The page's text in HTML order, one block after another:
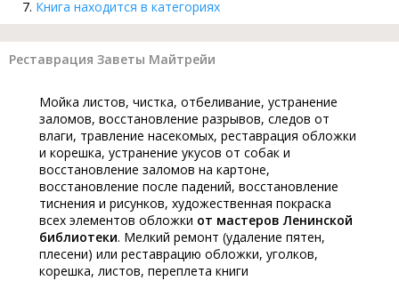
Книга находится в категориях
Реставрация Заветы Майтрейи
Мойка листов, чистка, отбеливание, устранение
заломов, восстановление разрывов, следов от
влаги, травление насекомых, реставрация обложки
и корешка, устранение укусов от собак и
восстановление заломов на картоне,
восстановление после падений, восстановление
тиснения и рисунков, художественная покраска
всех элементов обложки от мастеров Ленинской
библиотеки. Мелкий ремонт (удаление пятен,
плесени) или реставрацию обложки, уголков,
корешка, листов, переплета книги